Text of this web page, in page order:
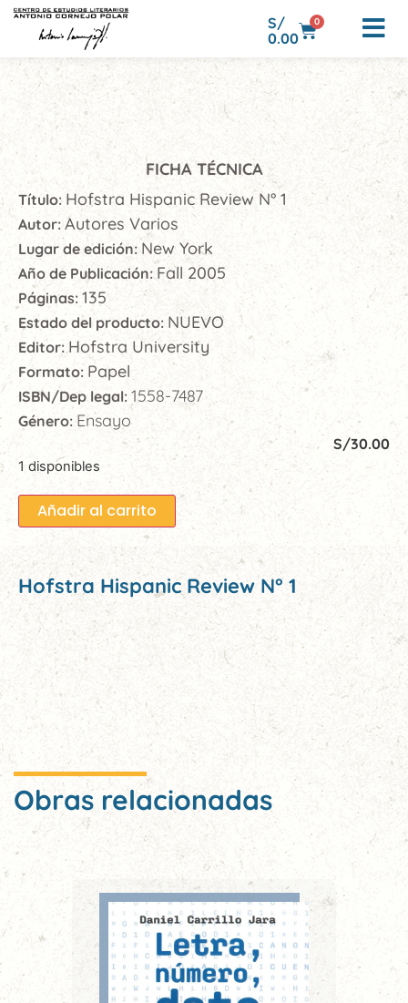
S/
0.00
0
FICHA TÉCNICA
Título: Hofstra Hispanic Review N° 1
Autor: Autores Varios
Lugar de edición: New York
Año de Publicación:Fall 2005
Páginas: 135
Estado del producto: NUEVO
Editor:Hofstra University
Formato: Papel
ISBN/Dep legal: 1558-7487
Género: Ensayo
S/30.00
1 disponibles
Añadir al carrito
Hofstra Hispanic Review N° 1
Obras relacionadas